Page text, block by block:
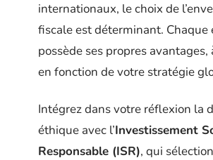
internationaux, le choix de
fiscale est déterminant. Chaque
possède ses propres avantages,
en fonction de votre stratégie
Intégrez dans votre réflexion la
éthique avec l’Investissement
Responsable (ISR), qui